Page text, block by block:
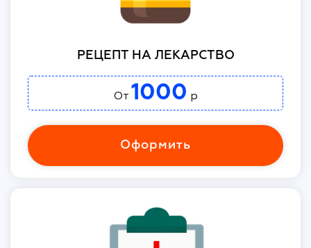
РЕЦЕПТ НА ЛЕКАРСТВО
От 1000 р
Оформить